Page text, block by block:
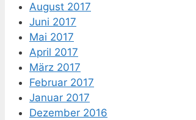
August 2017
Juni 2017
Mai 2017
April 2017
März 2017
Februar 2017
Januar 2017
Dezember 2016